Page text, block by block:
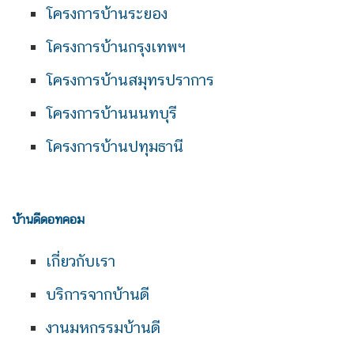
โครงการบ้านระยอง
โครงการบ้านกรุงเทพฯ
โครงการบ้านสมุทรปราการ
โครงการบ้านนนทบุรี
โครงการบ้านปทุมธานี
บ้านดีดอทคอม
เกี่ยวกับเรา
บริการจากบ้านดี
งานมหกรรมบ้านดี